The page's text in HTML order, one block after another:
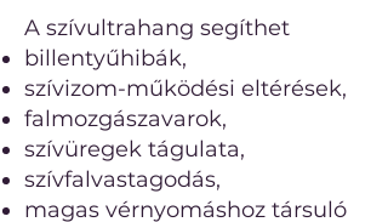
A szívultrahang segíthet
billentyűhibák,
szívizom-működési eltérések,
falmozgászavarok,
szívüregek tágulata,
szívfalvastagodás,
magas vérnyomáshoz társuló